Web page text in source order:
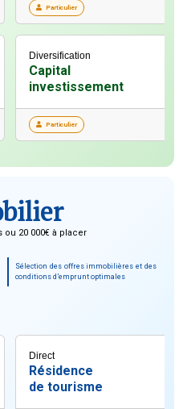
Particulier
Diversification
Capital
investissement
Particulier
ou 20 000€ à placer
Sélection des offres immobilières et des
conditions d’emprunt optimales
Direct
Résidence
de tourisme